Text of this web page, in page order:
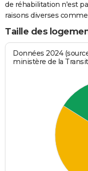
de réhabilitation n'est
raisons diverses
Taille des
Données 2024
ministère de la